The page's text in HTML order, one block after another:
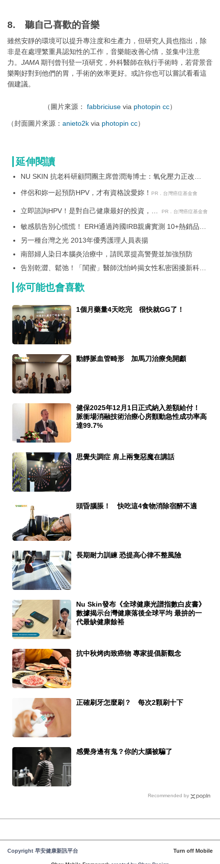
8. 聽自己喜歡的音樂
雖然安靜的環境可以提升專注度和生產力，但研究人員也指出，除
非是在處理繁重具認知性的工作，音樂能改善心情，並集中注意
力。 JAMA期刊曾刊登一項研究，外科醫師在執行手術時，若背景音
樂剛好對到他們的胃，手術的效率更好。或許你也可以嘗試看看這
個建議。
（圖片來源： fabbriciuse via photopin cc）
（封面圖片來源： anieto2k via photopin cc）
延伸閱讀
NU SKIN 抗老科研顧問團主席曾潤海博士：氧化壓力正改寫
養投資是否真正到位
伴侶和妳一起預防HPV，才有資格說愛妳！ PR．台灣癌症基金會
立即諮詢HPV！是對自己健康最好的投資，把
PR．台灣癌症基金會
敏感肌告別心慌慌！ ERH通過跨國IRB親膚實測 10+熱銷品
「EXCELLENT」等級 安全無刺激國際肯定
另一種台灣之光 2013年優秀護理人員表揚
南部婦人染日本腦炎治療中，請民眾提高警覺並加強預防
告別乾澀、鬆弛！「閨蜜」醫師沈怡岒揭女性私密困擾新科技
你可能也會喜歡
1個月藥量4天吃完 很快就GG了！
動靜脈血管畸形 加馬刀治療免開顱
健保2025年12月1日正式納入差額給付！
脈衝場消融技術治療心房顫動急性成功率高
達99.7%
思覺失調症 肩上兩隻惡魔在講話
頭昏腦脹！ 快吃這4食物消除宿醉不適
長期耐力訓練 恐提高心律不整風險
Nu Skin發布《全球健康光譜指數白皮書》
數據揭示台灣健康落後全球平均 最拚的一
代最缺健康餘裕
抗中秋烤肉致癌物 專家提倡新觀念
正確刷牙怎麼刷？ 每次2顆刷十下
感覺身邊有鬼？你的大腦被騙了
Recommended by
Copyright 早安健康新訊平台 Turn off Mobile